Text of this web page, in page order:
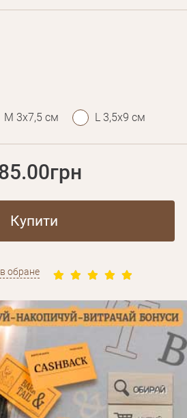
M 3х7,5 см L 3,5х9 см
Купити
обране